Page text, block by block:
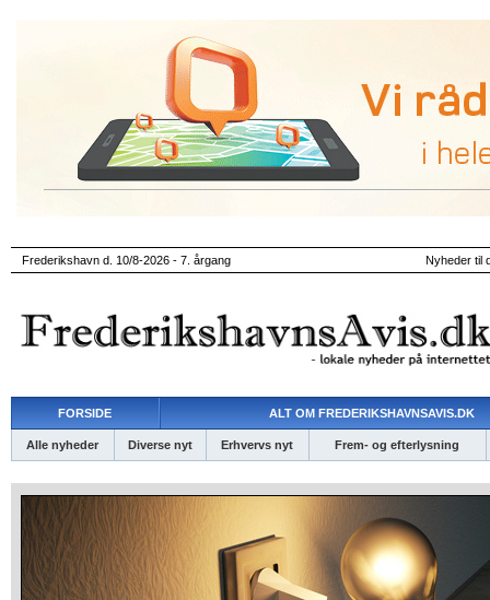
Frederikshavn d. 10/8-2026 - 7. årgang Nyheder til
FORSIDE ALT OM FREDERIKSHAVNSAVIS.DK
Alle nyheder Diverse nyt Erhvervs nyt Frem- og efterlysning